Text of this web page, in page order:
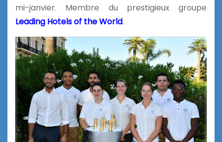
mi-janvier. Membre du prestigieux groupe
Leading Hotels of the World.